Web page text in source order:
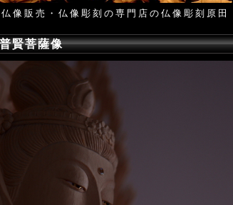
像販売・仏像彫刻の専門店の仏像彫刻原田
普賢菩薩像